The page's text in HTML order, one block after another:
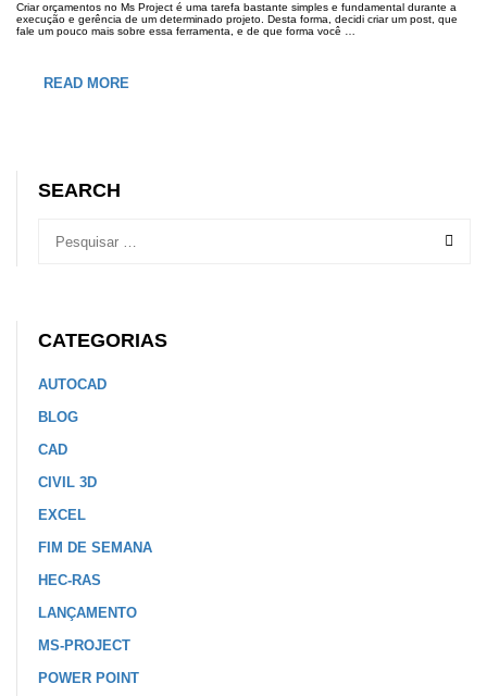
Criar orçamentos no Ms Project é uma tarefa bastante simples e fundamental durante a
execução e gerência de um determinado projeto. Desta forma, decidi criar um post, que
fale um pouco mais sobre essa ferramenta, e de que forma você …
READ MORE
SEARCH
CATEGORIAS
AUTOCAD
BLOG
CAD
CIVIL 3D
EXCEL
FIM DE SEMANA
HEC-RAS
LANÇAMENTO
MS-PROJECT
POWER POINT